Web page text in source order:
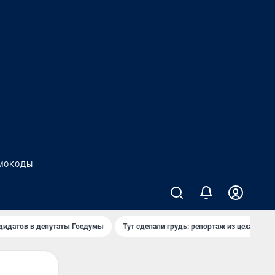
в депутаты Госдумы Тут сделали грудь: репортаж из цеха